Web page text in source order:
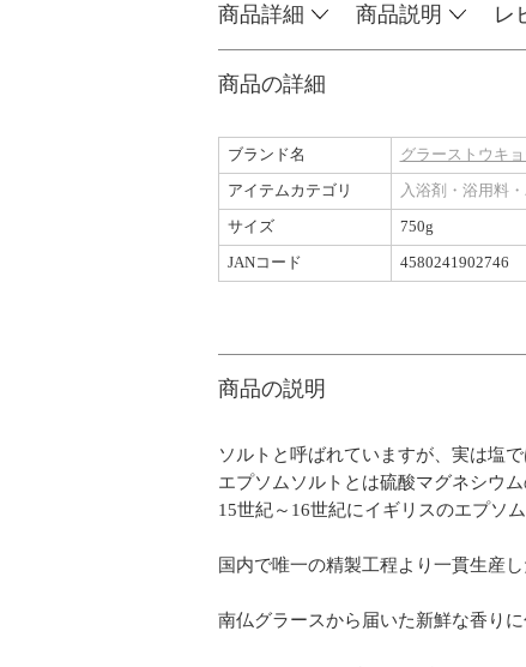
商品詳細 商品説明 レ
商品の詳細
ブランド名
グラーストウキ
アイテムカテゴリ
入浴剤・浴用料
サイズ
750g
JANコード
4580241902746
商品の説明
ソルトと呼ばれていますが、実は塩
エプソムソルトとは硫酸マグネシウム
15世紀～16世紀にイギリスのエプソ
国内で唯一の精製工程より一貫生産
南仏グラースから届いた新鮮な香り